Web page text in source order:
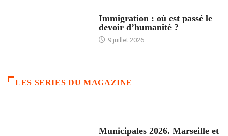
Immigration : où est passé le
devoir d’humanité ?
9 juillet 2026
LES SERIES DU MAGAZINE
Municipales 2026. Marseille et